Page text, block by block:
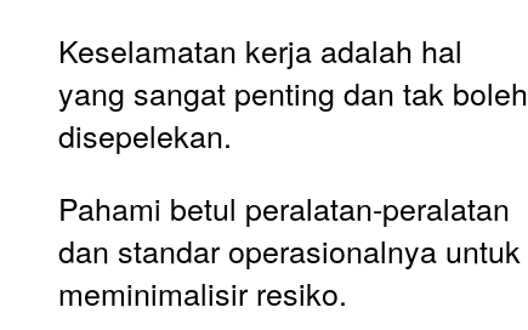
Keselamatan kerja adalah hal
yang sangat penting dan tak boleh
disepelekan.
Pahami betul peralatan-peralatan
dan standar operasionalnya untuk
meminimalisir resiko.